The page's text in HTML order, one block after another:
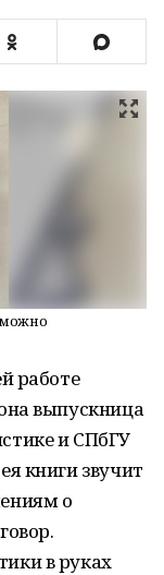
можно
работе
выпускница
и СПбГУ
книги звучит
о
в руках